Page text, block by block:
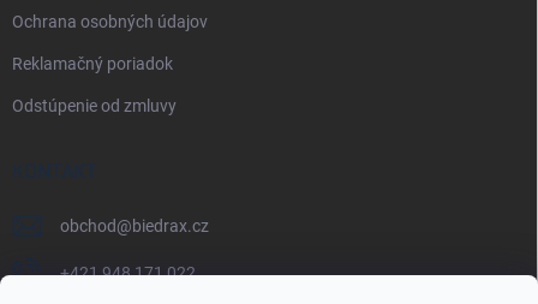
Ochrana osobných údajov
Reklamačný poriadok
Odstúpenie od zmluvy
KONTAKT
obchod@biedrax.cz
+421 948 171 022